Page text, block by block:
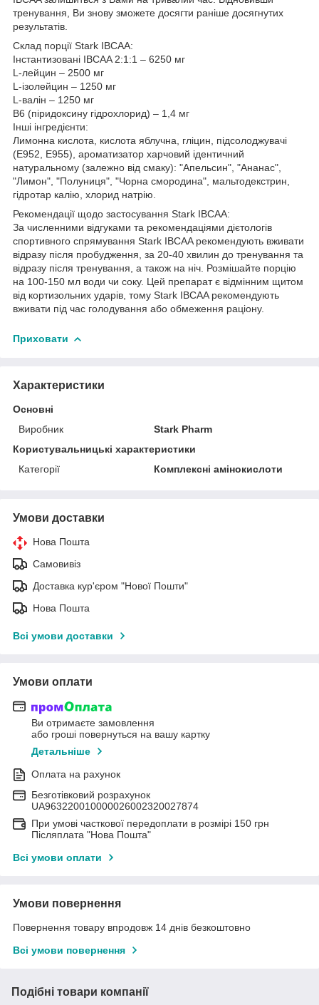
тренування, Ви знову зможете досягти раніше досягнутих
результатів.
Склад порції Stark IBCAA:
Інстантизовані IBCAA 2:1:1 – 6250 мг
L-лейцин – 2500 мг
L-ізолейцин – 1250 мг
L-валін – 1250 мг
B6 (піридоксину гідрохлорид) – 1,4 мг
Інші інгредієнти:
Лимонна кислота, кислота яблучна, гліцин, підсолоджувачі
(E952, E955), ароматизатор харчовий ідентичний
натуральному (залежно від смаку): "Апельсин", "Ананас",
"Лимон", "Полуниця", "Чорна смородина", мальтодекстрин,
гідротар калію, хлорид натрію.
Рекомендації щодо застосування Stark IBCAA:
За численними відгуками та рекомендаціями дієтологів
спортивного спрямування Stark IBCAA рекомендують вживати
відразу після пробудження, за 20-40 хвилин до тренування та
відразу після тренування, а також на ніч. Розмішайте порцію
на 100-150 мл води чи соку. Цей препарат є відмінним щитом
від кортизольних ударів, тому Stark IBCAA рекомендують
вживати під час голодування або обмеження раціону.
Приховати
Характеристики
Основні
Виробник
Stark Pharm
Користувальницькі характеристики
Категорії
Комплексні амінокислоти
Умови доставки
Нова Пошта
Самовивіз
Доставка кур'єром "Нової Пошти"
Нова Пошта
Всі умови доставки
Умови оплати
Ви отримаєте замовлення
або гроші повернуться на вашу картку
Детальніше
Оплата на рахунок
Безготівковий розрахунок
UA963220010000026002320027874
При умові часткової передоплати в розмірі 150 грн
Післяплата "Нова Пошта"
Всі умови оплати
Умови повернення
Повернення товару впродовж 14 днів безкоштовно
Всі умови повернення
Подібні товари компанії